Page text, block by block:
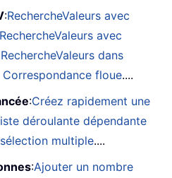
:RechercheValeurs avec
RechercheValeurs avec
RechercheValeurs dans
Correspondance floue....
:Créez rapidement une
déroulante dépendante
multiple....
:Ajouter un nombre